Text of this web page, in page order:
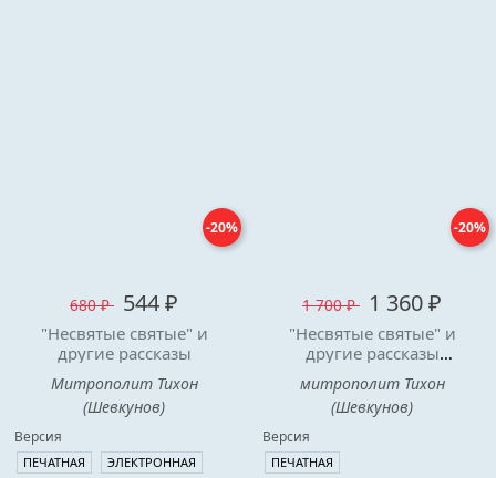
-20%
680 ₽ 544 ₽
"Несвятые святые" и
другие рассказы
Митрополит Тихон
(Шевкунов)
Версия
ПЕЧАТНАЯ ЭЛЕКТРОННАЯ
-20%
1 700 ₽ 1 360 ₽
"Несвятые святые" и
другие рассказы
(подарочное издание)
митрополит Тихон
(Шевкунов)
Версия
ПЕЧАТНАЯ